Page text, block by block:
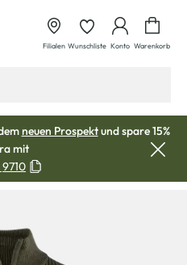
Filialen Wunschliste Konto Warenkorb
neuen Prospektund spare 15%
mit
9710